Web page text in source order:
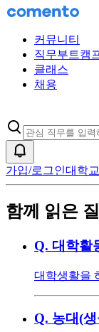
커뮤니티
직무부트캠
클래스
채용
가입/로그인대학
함께 읽은
Q. 대학활
대학생활을
Q. 농대(